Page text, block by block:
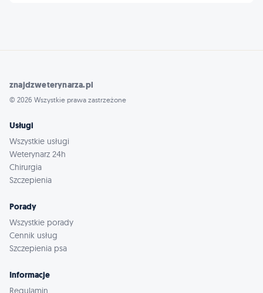
znajdzweterynarza.pl
© 2026 Wszystkie prawa zastrzeżone
Usługi
Wszystkie usługi
Weterynarz 24h
Chirurgia
Szczepienia
Porady
Wszystkie porady
Cennik usług
Szczepienia psa
Informacje
Regulamin